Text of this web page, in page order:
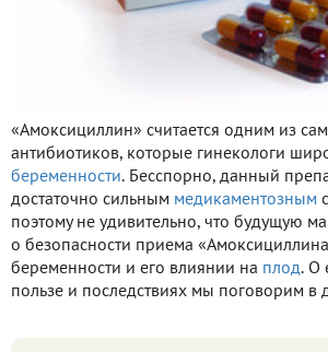
«Амоксициллин» считается одним из
антибиотиков, которые гинекологи
беременности. Бесспорно, данный
достаточно сильным медикаментозным
поэтому не удивительно, что будущую
о безопасности приема
беременности и его влиянии на плод. О
пользе и последствиях мы поговорим в